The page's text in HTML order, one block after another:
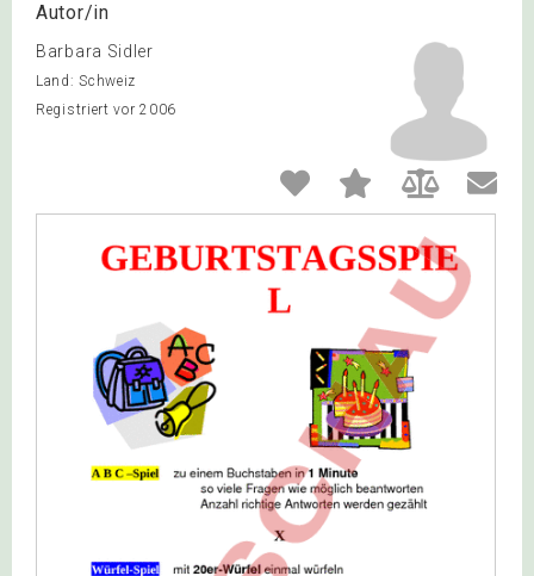
Autor/in
Barbara Sidler
Land: Schweiz
Registriert vor 2006